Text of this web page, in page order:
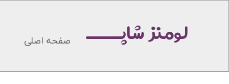
صفحه اصلی لومنز شاپـــــ